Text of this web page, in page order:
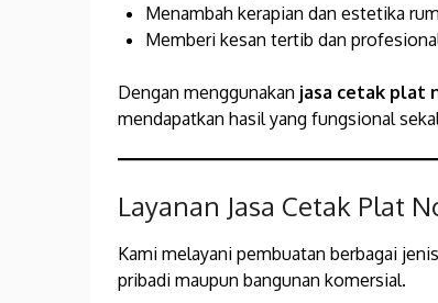
Menambah kerapian dan estetika
Memberi kesan tertib dan
Dengan menggunakan jasa cetak plat
mendapatkan hasil yang fungsional
Layanan Jasa Cetak Plat
Kami melayani pembuatan berbagai
pribadi maupun bangunan komersial.